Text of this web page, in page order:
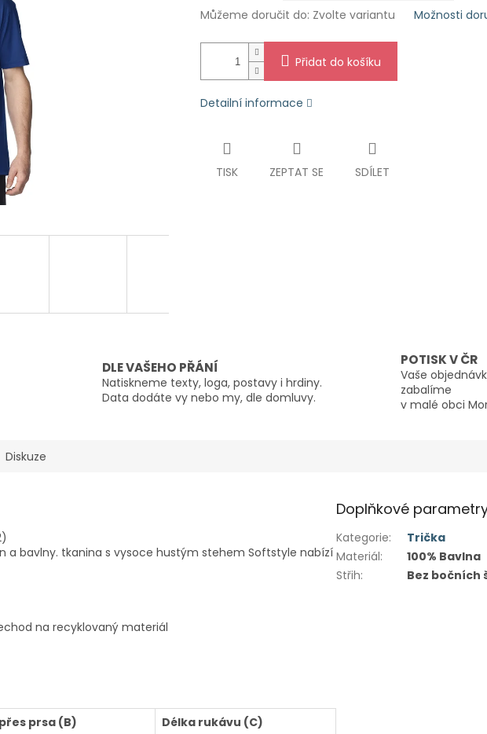
Můžeme doručit do: Zvolte variantu Možnosti
Přidat do košíku
Detailní informace
TISK ZEPTAT SE SDÍLET
DLE VAŠEHO PŘÁNÍ
Natiskneme texty, loga, postavy i hrdiny.
Data dodáte vy nebo my, dle domluvy.
POTISK V ČR
Vaše
zabalíme
v malé obci
Diskuze
a bavlny. tkanina s vysoce hustým stehem Softstyle nabízí
na recyklovaný materiál
prsa (B)
Délka rukávu (C)
Doplňkové
Kategorie:
Trička
Materiál:
100% Bavlna
Střih: Bez bočních